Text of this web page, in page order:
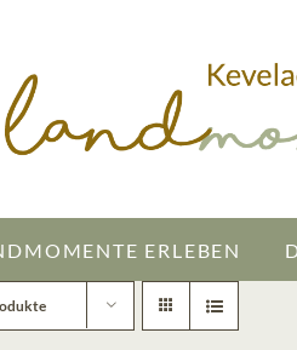
ERLEBEN